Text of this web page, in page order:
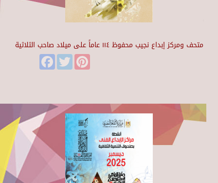
متحف ومركز إبداع نجيب محفوظ ١١٤ عاماً على ميلاد صاحب الثلاثية
FacebookTwitter